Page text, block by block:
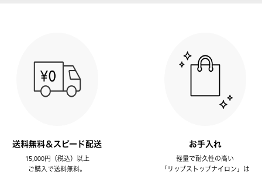
送料無料＆スピード配送
15,000円（税込）以上
ご購入で送料無料。
お手入れ
軽量で耐久性の高い
「リップストップナイロン」は